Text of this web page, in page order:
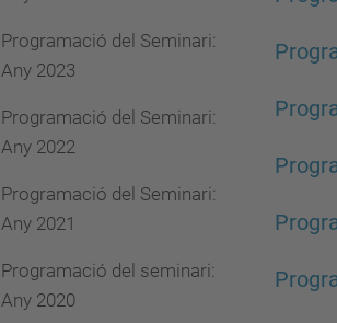
Programació del Seminari:
Any 2023
Programació del Seminari:
Any 2022
Programació del Seminari:
Any 2021
Programació del seminari:
Any 2020